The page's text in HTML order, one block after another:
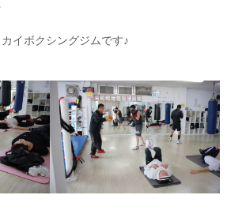
イボクシングジムです♪